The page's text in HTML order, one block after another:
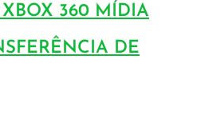
360 MÍDIA
DE